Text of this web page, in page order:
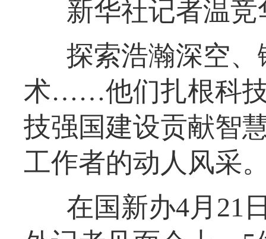
新华社记者温竞
探索浩瀚深空
术……他们扎根科
技强国建设贡献智
工作者的动人风采
在国新办4月21